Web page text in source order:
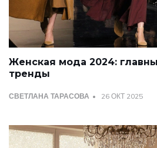
Женская мода 2024:
тренды
СВЕТЛАНА ТАРАСОВА 26 ОКТ 2025